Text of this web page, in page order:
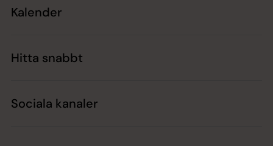
Kalender
Hitta snabbt
Sociala kanaler